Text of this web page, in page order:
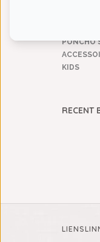
KIDS
RECENT